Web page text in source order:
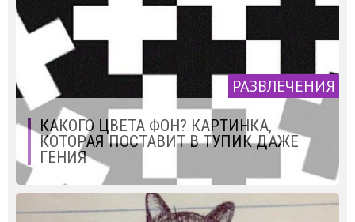
РАЗВЛЕЧЕНИЯ
КАКОГО ЦВЕТА ФОН? КАРТИНКА,
КОТОРАЯ ПОСТАВИТ В ТУПИК ДАЖЕ
ГЕНИЯ